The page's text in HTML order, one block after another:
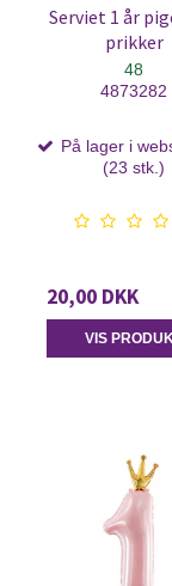
Serviet 1 år
prikker
48
4873282
På lager i
(23 stk.)
20,00 DKK
VIS